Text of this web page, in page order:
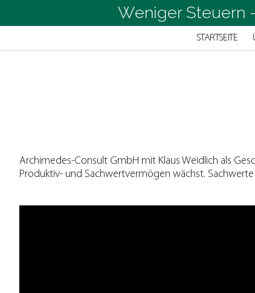
Weniger Steuern
STARTSEITE
Archimedes-Consult GmbH mit Klaus Weidlich als
Produktiv- und Sachwertvermögen wächst.